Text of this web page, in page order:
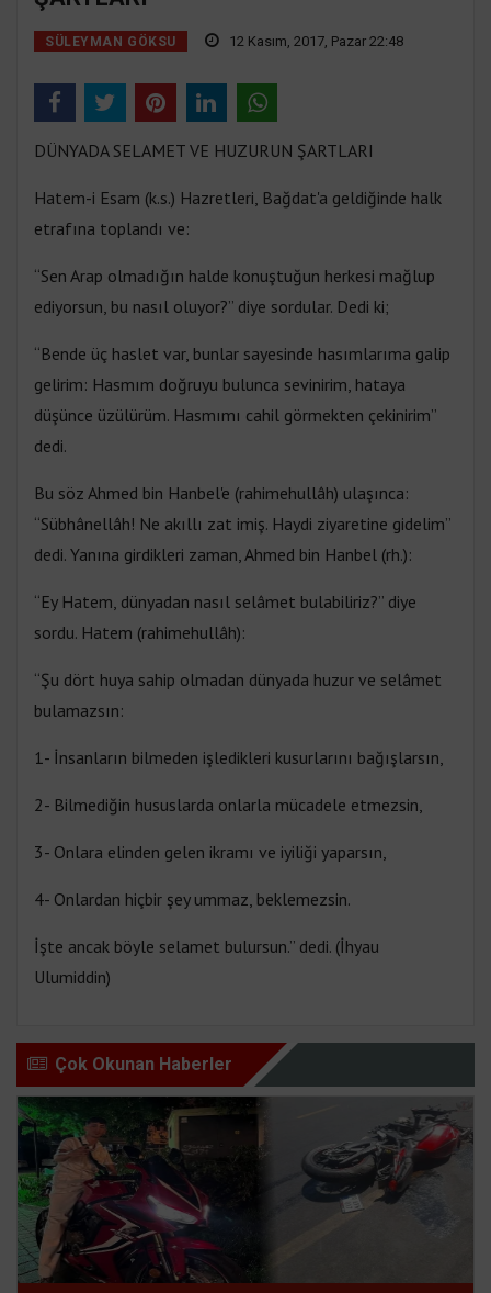
SÜLEYMAN GÖKSU 12 Kasım, 2017, Pazar 22:48
DÜNYADA SELAMET VE HUZURUN ŞARTLARI
Hatem-i Esam (k.s.) Hazretleri, Bağdat'a geldiğinde halk
etrafına toplandı ve:
“Sen Arap olmadığın halde konuştuğun herkesi mağlup
ediyorsun, bu nasıl oluyor?” diye sordular. Dedi ki;
“Bende üç haslet var, bunlar sayesinde hasımlarıma galip
gelirim: Hasmım doğruyu bulunca sevinirim, hataya
düşünce üzülürüm. Hasmımı cahil görmekten çekinirim”
dedi.
Bu söz Ahmed bin Hanbel'e (rahimehullâh) ulaşınca:
“Sübhânellâh! Ne akıllı zat imiş. Haydi ziyaretine gidelim”
dedi. Yanına girdikleri zaman, Ahmed bin Hanbel (rh.):
“Ey Hatem, dünyadan nasıl selâmet bulabiliriz?” diye
sordu. Hatem (rahimehullâh):
“Şu dört huya sahip olmadan dünyada huzur ve selâmet
bulamazsın:
1- İnsanların bilmeden işledikleri kusurlarını bağışlarsın,
2- Bilmediğin hususlarda onlarla mücadele etmezsin,
3- Onlara elinden gelen ikramı ve iyiliği yaparsın,
4- Onlardan hiçbir şey ummaz, beklemezsin.
İşte ancak böyle selamet bulursun.” dedi. (İhyau
Ulumiddin)
Çok Okunan Haberler